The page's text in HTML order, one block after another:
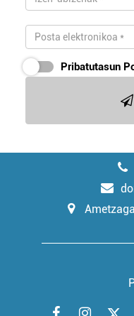
Pribatutasun